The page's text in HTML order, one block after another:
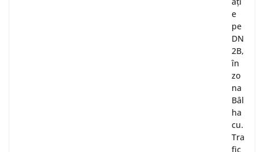
e
pe
DN
2B,
în
zo
na
Bâl
ha
cu.
Tra
fic